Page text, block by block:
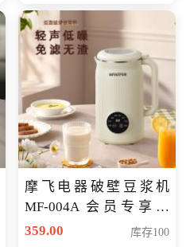
摩飞电器破壁豆浆机
MF-004A 会员专享价
168元
359.00 库存100